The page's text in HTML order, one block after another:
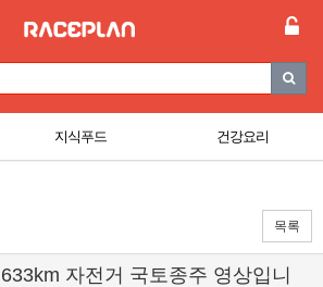
지식푸드 건강요리
목록
자전거 국토종주 영상입니